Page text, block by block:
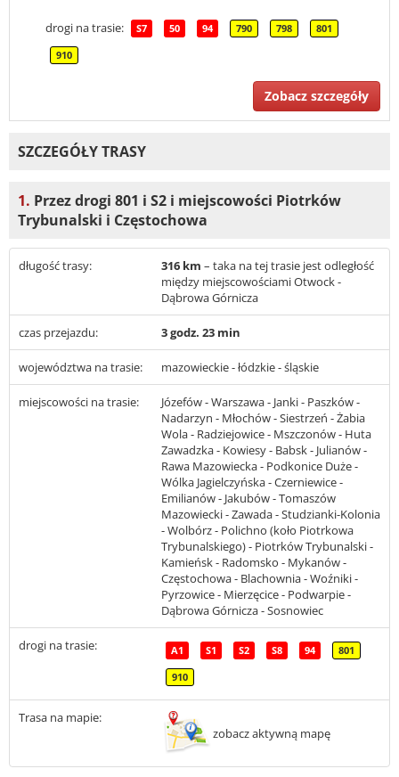
drogi na trasie: S7 50 94 790 798 801
910
Zobacz szczegóły
SZCZEGÓŁY TRASY
1. Przez drogi 801 i S2 i miejscowości Piotrków
Trybunalski i Częstochowa
długość trasy: 316 km – taka na tej trasie jest odległość
między miejscowościami Otwock -
Dąbrowa Górnicza
czas przejazdu: 3 godz. 23 min
województwa na trasie: mazowieckie - łódzkie - śląskie
miejscowości na trasie:
Józefów - Warszawa - Janki - Paszków -
Nadarzyn - Młochów - Siestrzeń - Żabia
Wola - Radziejowice - Mszczonów - Huta
Zawadzka - Kowiesy - Babsk - Julianów -
Rawa Mazowiecka - Podkonice Duże -
Wólka Jagielczyńska - Czerniewice -
Emilianów - Jakubów - Tomaszów
Mazowiecki - Zawada - Studzianki-Kolonia
- Wolbórz - Polichno (koło Piotrkowa
Trybunalskiego) - Piotrków Trybunalski -
Kamieńsk - Radomsko - Mykanów -
Częstochowa - Blachownia - Woźniki -
Pyrzowice - Mierzęcice - Podwarpie -
Dąbrowa Górnicza - Sosnowiec
drogi na trasie: A1 S1 S2 S8 94 801
910
Trasa na mapie:
zobacz aktywną mapę